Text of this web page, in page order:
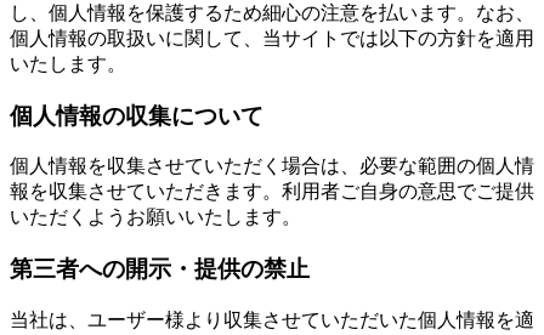
し、個人情報を保護するため細心の注意を払います。なお、
個人情報の取扱いに関して、当サイトでは以下の方針を適用
いたします。
個人情報の収集について
個人情報を収集させていただく場合は、必要な範囲の個人情
報を収集させていただきます。利用者ご自身の意思でご提供
いただくようお願いいたします。
第三者への開示・提供の禁止
当社は、ユーザー様より収集させていただいた個人情報を適